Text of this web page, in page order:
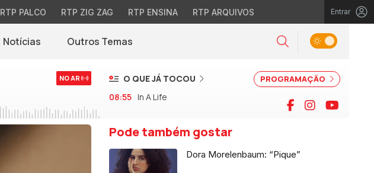
RTP PALCO RTP ZIG ZAG RTP ENSINA RTP ARQUIVOS Entrar
Notícias(abre em nova janela)
Outros Temas Pesquisar
Alternar tema
NO AR PROGRAMAÇÃO
O QUE JÁ TOCOU
08:55 In A Life Facebook
Instagram
Pode também gostar
Dora Morelenbaum: “Pique”